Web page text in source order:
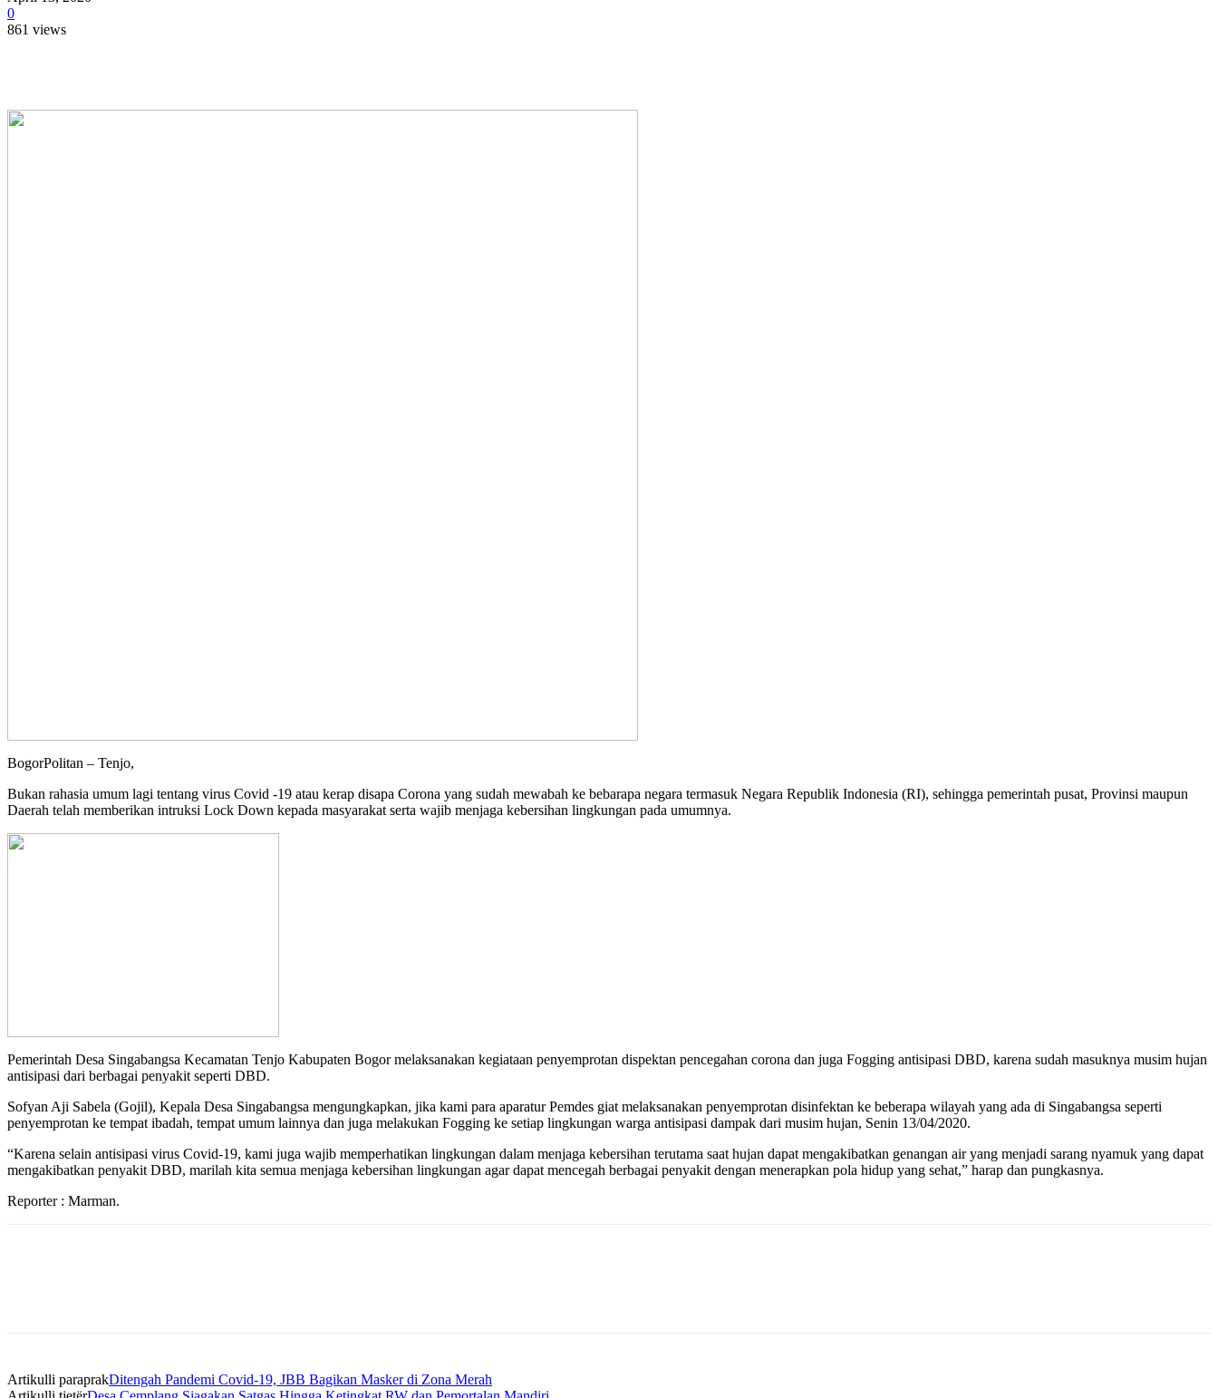
0
861 views
BogorPolitan – Tenjo,
Bukan rahasia umum lagi tentang virus Covid -19 atau kerap disapa Corona yang sudah mewabah ke bebarapa negara termasuk Negara Republik Indonesia (RI), sehingga pemerintah pusat, Provinsi maupun
Daerah telah memberikan intruksi Lock Down kepada masyarakat serta wajib menjaga kebersihan lingkungan pada umumnya.
Pemerintah Desa Singabangsa Kecamatan Tenjo Kabupaten Bogor melaksanakan kegiataan penyemprotan dispektan pencegahan corona dan juga Fogging antisipasi DBD, karena sudah masuknya musim hujan
antisipasi dari berbagai penyakit seperti DBD.
Sofyan Aji Sabela (Gojil), Kepala Desa Singabangsa mengungkapkan, jika kami para aparatur Pemdes giat melaksanakan penyemprotan disinfektan ke beberapa wilayah yang ada di Singabangsa seperti
penyemprotan ke tempat ibadah, tempat umum lainnya dan juga melakukan Fogging ke setiap lingkungan warga antisipasi dampak dari musim hujan, Senin 13/04/2020.
“Karena selain antisipasi virus Covid-19, kami juga wajib memperhatikan lingkungan dalam menjaga kebersihan terutama saat hujan dapat mengakibatkan genangan air yang menjadi sarang nyamuk yang dapat
mengakibatkan penyakit DBD, marilah kita semua menjaga kebersihan lingkungan agar dapat mencegah berbagai penyakit dengan menerapkan pola hidup yang sehat,” harap dan pungkasnya.
Reporter : Marman.
Artikulli paraprakDitengah Pandemi Covid-19, JBB Bagikan Masker di Zona Merah